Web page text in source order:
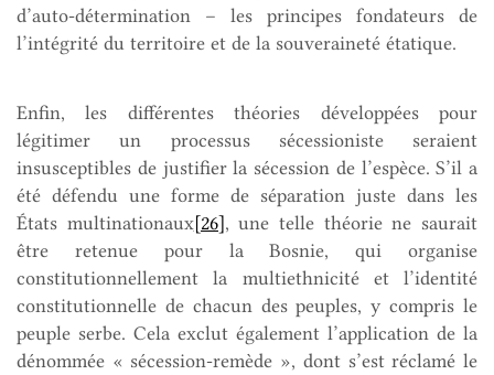
d’auto-détermination – les principes fondateurs de
l’intégrité du territoire et de la souveraineté étatique.
Enfin, les différentes théories développées pour
légitimer un processus sécessioniste seraient
insusceptibles de justifier la sécession de l’espèce. S’il a
été défendu une forme de séparation juste dans les
États multinationaux[26], une telle théorie ne saurait
être retenue pour la Bosnie, qui organise
constitutionnellement la multiethnicité et l’identité
constitutionnelle de chacun des peuples, y compris le
peuple serbe. Cela exclut également l’application de la
dénommée « sécession-remède », dont s’est réclamé le